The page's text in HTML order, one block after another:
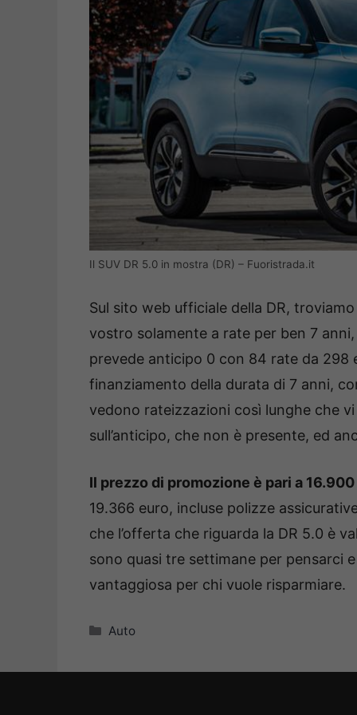
Il SUV DR 5.0 in mostra (DR) – Fuoristrada.it
Sul sito web ufficiale della DR, troviamo
vostro solamente a rate per ben 7
prevede anticipo 0 con 84 rate da 298
finanziamento della durata di 7 anni,
vedono rateizzazioni così lunghe che
sull’anticipo, che non è presente, ed
Il prezzo di promozione è pari a
19.366 euro, incluse polizze
che l’offerta che riguarda la DR 5.0 è
sono quasi tre settimane per pensarci
vantaggiosa per chi vuole risparmiare.
Categorie
Auto